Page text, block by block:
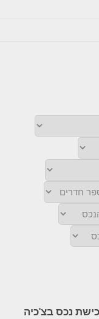
נכס בצ'כיה​